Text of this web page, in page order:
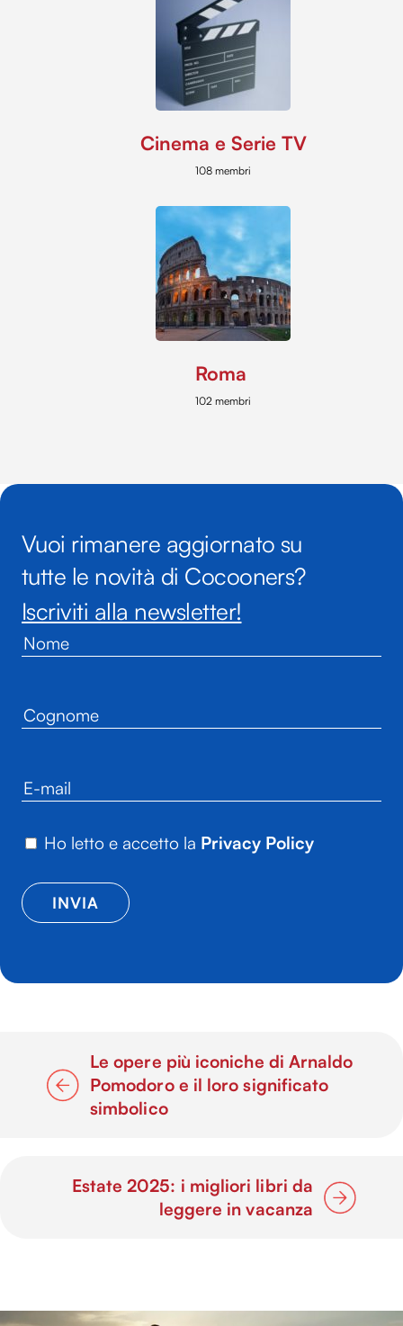
Cinema e Serie TV
108 membri
Roma
102 membri
Vuoi rimanere aggiornato su
tutte le novità di Cocooners?
Iscriviti alla newsletter!
Ho letto e accetto la Privacy Policy
Le opere più iconiche di Arnaldo
Pomodoro e il loro significato
simbolico
Estate 2025: i migliori libri da
leggere in vacanza